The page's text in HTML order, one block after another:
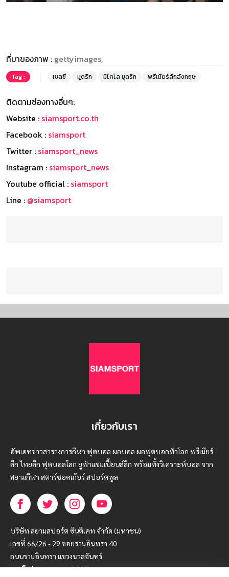
ที่มาของภาพ : gettyimages,
Tag : เชลซี มูดริก มิไคโล มูดริก พรีเมียร์ลีกอังกฤษ
ติดตามช่องทางอื่นๆ:
Website : siamsport.co.th
Facebook : siamsport
Twitter : siamsport_news
Instagram : siamsport_news
Youtube official : siamsport
Line : @siamsport
เกี่ยวกับเรา
อัพเดทข่าวสารวงการกีฬา ฟุตบอล ผลบอล ผลฟุตบอลทั่วโลก ฟรีเมียร์
ลีก ไทยลีก ฟุตบอลโลก ยูฟ่าแซมเปี้ยนส์ลีก พร้อมทั้งวิเคราะห์บอล จาก
สยามกีฬา สตาร์ชอคเก้อร์ สปอร์ตพูล
บริษัท สยามสปอร์ต ซินติเคท จำกัด (มหาชน)
เลขที่ 66/26 - 29 ซอยรามอินทรา 40
ถนนรามอินทรา แขวงนวลจันทร์
เขตบึงกุ่ม กรุงเทพฯ 10230